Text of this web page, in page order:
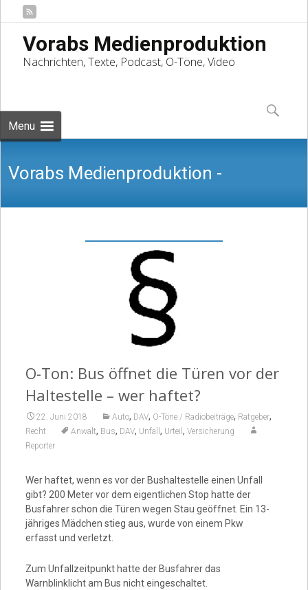
Vorabs Medienproduktion
Nachrichten, Texte, Podcast, O-Töne, Video
Menu
to
content
Suchen
nach:
Vorabs Medienproduktion -
Nachrichten, Texte, Podcast, O-Töne,
O-Ton: Bus öffnet die Türen vor der
Haltestelle – wer haftet?
22. Juni 2018 Auto, DAV, O-Töne / Radiobeiträge, Ratgeber,
Recht Anwalt, Bus, DAV, Unfall , Urteil , Versicherung
Reporter
Wer haftet, wenn es vor der Bushaltestelle einen Unfall
gibt? 200 Meter vor dem eigentlichen Stop hatte der
Busfahrer schon die Türen wegen Stau geöffnet. Ein 13-
jähriges Mädchen stieg aus, wurde von einem Pkw
erfasst und verletzt.
Zum Unfallzeitpunkt hatte der Busfahrer das
Warnblinklicht am Bus nicht eingeschaltet.